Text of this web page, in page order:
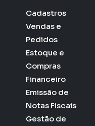
Cadastros
Vendas e
Pedidos
Estoque e
Compras
Financeiro
Emissão de
Notas Fiscais
Gestão de